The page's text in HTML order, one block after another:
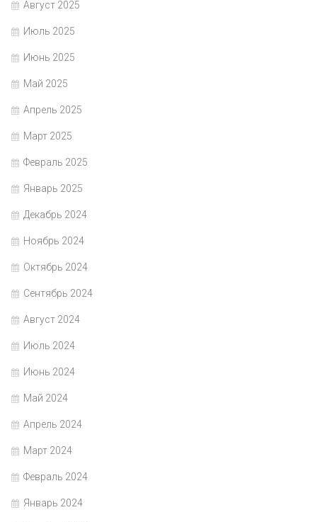
Август 2025
Июль 2025
Июнь 2025
Май 2025
Апрель 2025
Март 2025
Февраль 2025
Январь 2025
Декабрь 2024
Ноябрь 2024
Октябрь 2024
Сентябрь 2024
Август 2024
Июль 2024
Июнь 2024
Май 2024
Апрель 2024
Март 2024
Февраль 2024
Январь 2024